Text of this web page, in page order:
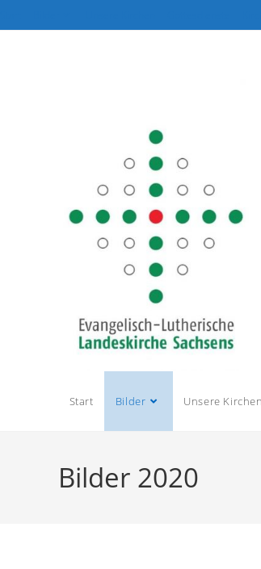
Start Bilder Unsere Kirchen
Bilder 2020